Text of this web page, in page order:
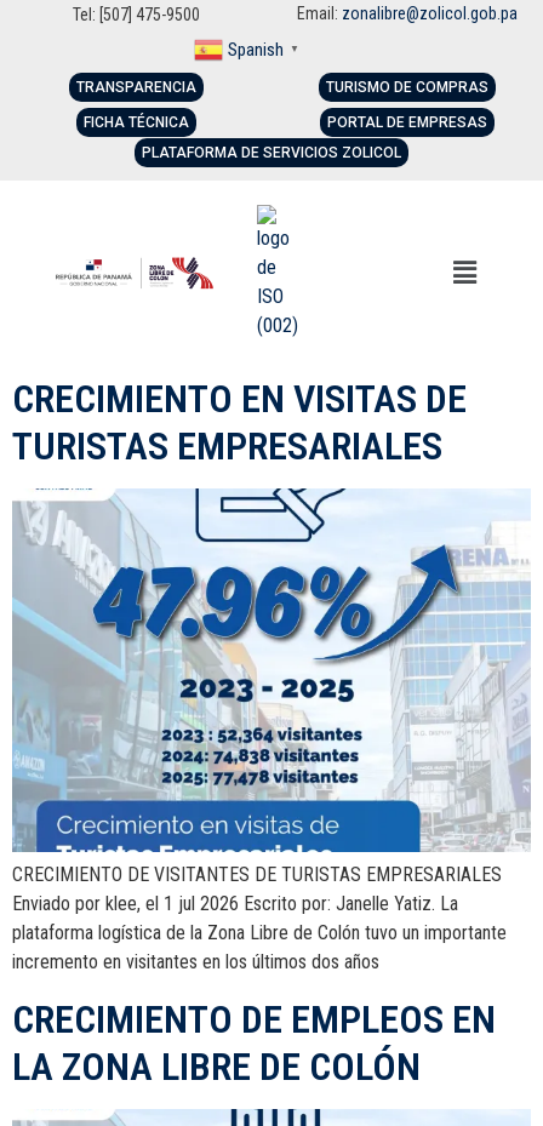
Tel: [507] 475-9500 Email: zonalibre@zolicol.gob.pa
Spanish ▼
TRANSPARENCIA
FICHA TÉCNICA
TURISMO DE COMPRAS
PORTAL DE EMPRESAS
PLATAFORMA DE SERVICIOS ZOLICOL
CRECIMIENTO EN VISITAS DE
TURISTAS EMPRESARIALES
CRECIMIENTO DE VISITANTES DE TURISTAS EMPRESARIALES
Enviado por klee, el 1 jul 2026 Escrito por: Janelle Yatiz. La
plataforma logística de la Zona Libre de Colón tuvo un importante
incremento en visitantes en los últimos dos años
CRECIMIENTO DE EMPLEOS EN
LA ZONA LIBRE DE COLÓN